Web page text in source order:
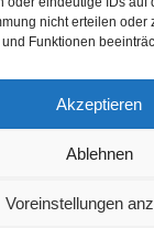
nicht erteilen oder
Funktionen
Akzeptieren
Ablehnen
Voreinstellungen
media.de
All